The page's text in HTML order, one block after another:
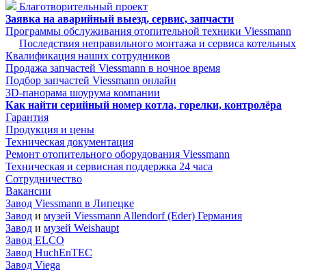
Благотворительный проект
Заявка на аварийный выезд, сервис, запчасти
Программы обслуживания отопительной техники Viessmann
Последствия неправильного монтажа и сервиса котельных
Квалификация наших сотрудников
Продажа запчастей Viessmann в ночное время
Подбор запчастей Viessmann онлайн
3D-панорама шоурума компании
Как найти серийный номер котла, горелки, контролёра
Гарантия
Продукция и цены
Техническая документация
Ремонт отопительного оборудования Viessmann
Техническая и сервисная поддержка 24 часа
Сотрудничество
Вакансии
Завод Viessmann в Липецке
Завод и музей Viessmann Allendorf (Eder) Германия
Завод и музей Weishaupt
Завод ELCO
Завод HuchEnTEC
Завод Viega